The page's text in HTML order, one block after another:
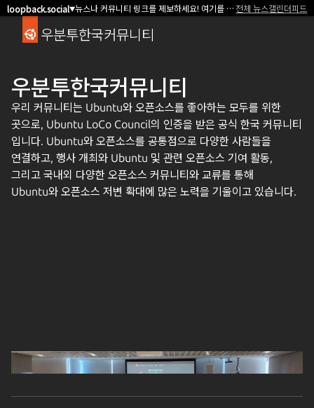
loopback.social▼ 뉴스나 커뮤니티 링크를 제보하세요! 여기를 클릭해서 알려주세요. 전체 뉴스캘린더피드
우분투한국커뮤니티
우분투한국커뮤니티
우리 커뮤니티는 Ubuntu와 오픈소스를 좋아하는 모두를 위한
곳으로, Ubuntu LoCo Council의 인증을 받은 공식 한국 커뮤니티
입니다. Ubuntu와 오픈소스를 공통점으로 다양한 사람들을
연결하고, 행사 개최와 Ubuntu 및 관련 오픈소스 기여 활동,
그리고 국내외 다양한 오픈소스 커뮤니티와 교류를 통해
Ubuntu와 오픈소스 저변 확대에 많은 노력을 기울이고 있습니다.